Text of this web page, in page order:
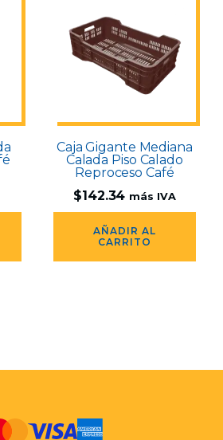
Caja Gigante Mediana
Calada Piso Calado
Reproceso Café
$142.34 más IVA
AÑADIR AL
CARRITO